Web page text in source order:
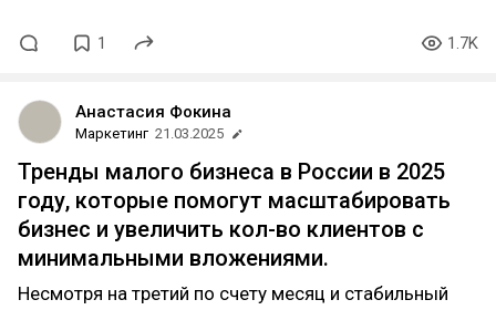
1 1.7K
Анастасия Фокина
Маркетинг 21.03.2025
Тренды малого бизнеса в России в 2025
году, которые помогут масштабировать
бизнес и увеличить кол-во клиентов с
минимальными вложениями.
Несмотря на третий по счету месяц и стабильный